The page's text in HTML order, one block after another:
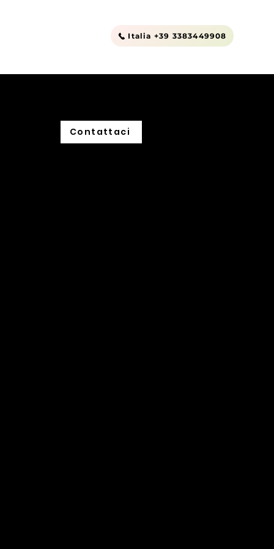
Italia +39 3383449908
Contattaci